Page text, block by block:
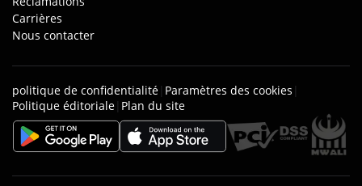
Carrières
Nous contacter
politique de confidentialité| Paramètres des cookies |
Politique éditoriale| Plan du site